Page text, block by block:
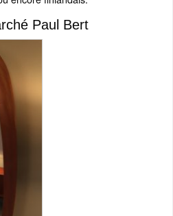
Paul Bert